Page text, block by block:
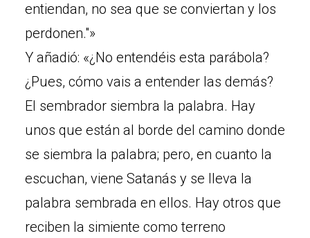
entiendan, no sea que se conviertan y los
perdonen."»
Y añadió: «¿No entendéis esta parábola?
¿Pues, cómo vais a entender las demás?
El sembrador siembra la palabra. Hay
unos que están al borde del camino donde
se siembra la palabra; pero, en cuanto la
escuchan, viene Satanás y se lleva la
palabra sembrada en ellos. Hay otros que
reciben la simiente como terreno